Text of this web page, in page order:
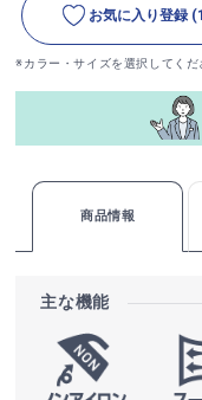
お気に入り登録
※カラー・サイズを選択してくだ
商品情報
主な機能